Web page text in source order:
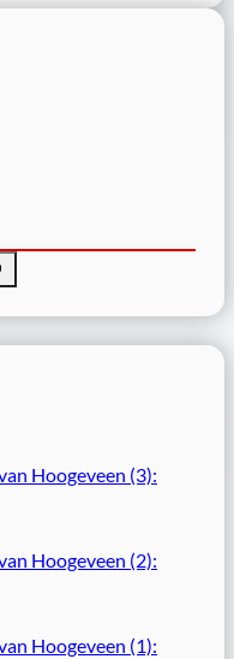
Hoogeveen (3):
Hoogeveen (2):
Hoogeveen (1):